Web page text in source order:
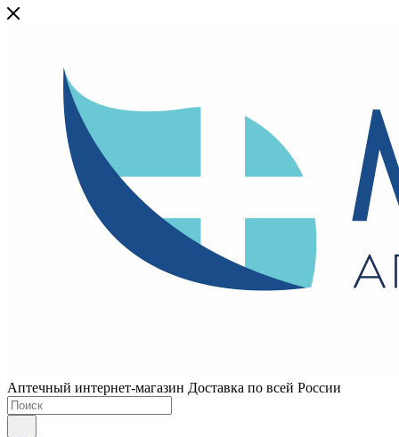
Аптечный интернет-магазин Доставка по всей России